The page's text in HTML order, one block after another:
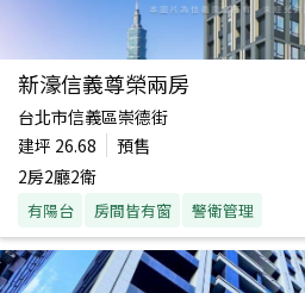
新濠信義尊榮兩房
台北市信義區崇德街
建坪 26.68
預售
2房2廳2衛
有陽台 房間皆有窗 警衛管理